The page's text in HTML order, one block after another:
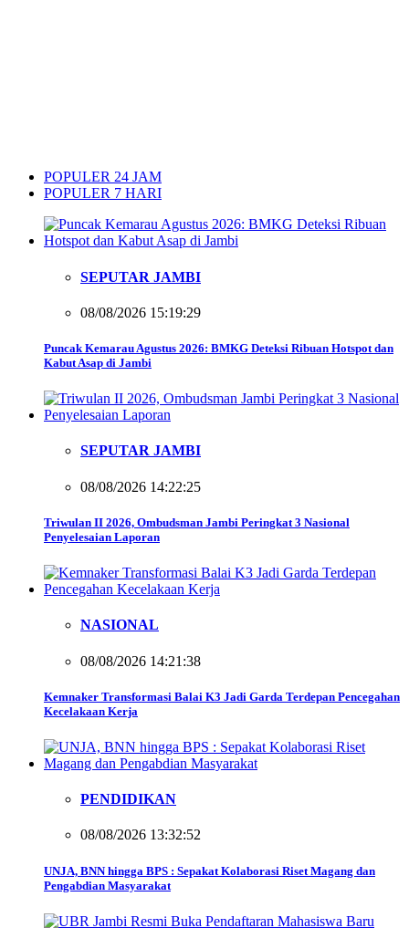
POPULER 24 JAM
POPULER 7 HARI
SEPUTAR JAMBI
08/08/2026 15:19:29
Puncak Kemarau Agustus 2026: BMKG Deteksi Ribuan Hotspot dan
Kabut Asap di Jambi
SEPUTAR JAMBI
08/08/2026 14:22:25
Triwulan II 2026, Ombudsman Jambi Peringkat 3 Nasional
Penyelesaian Laporan
NASIONAL
08/08/2026 14:21:38
Kemnaker Transformasi Balai K3 Jadi Garda Terdepan Pencegahan
Kecelakaan Kerja
PENDIDIKAN
08/08/2026 13:32:52
UNJA, BNN hingga BPS : Sepakat Kolaborasi Riset Magang dan
Pengabdian Masyarakat